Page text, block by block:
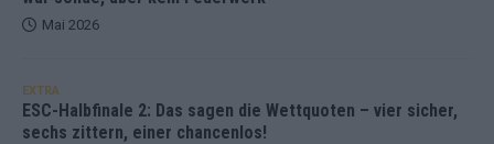
Mai 2026
EXTRA
ESC-Halbfinale 2: Das sagen die Wettquoten – vier sicher,
sechs zittern, einer chancenlos!